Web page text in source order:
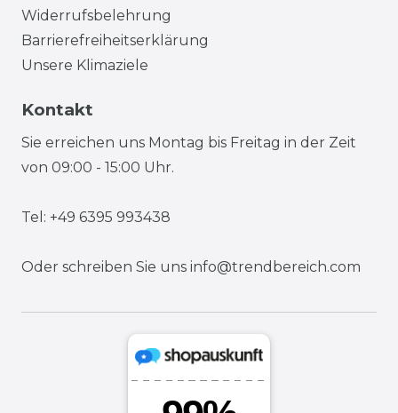
Widerrufsbelehrung
Barrierefreiheitserklärung
Unsere Klimaziele
Kontakt
Sie erreichen uns Montag bis Freitag in der Zeit
von 09:00 - 15:00 Uhr.
Tel: +49 6395 993438
Oder schreiben Sie uns info@trendbereich.com